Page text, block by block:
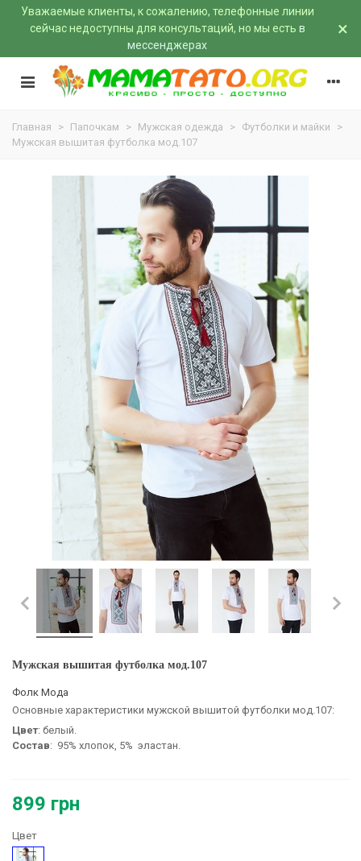
Уважаемые клиенты, к сожалению, телефонные линии
сейчас недоступны для консультаций, но мы есть в
мессенджерах
×
Главная > Папочкам > Мужская одежда > Футболки и майки
>
Мужская вышитая футболка мод.107
Мужская вышитая футболка мод.107
Фолк Мода
Основные характеристики мужской вышитой футболки мод.107:
Цвет: белый.
Состав: 95% хлопок, 5% эластан.
899 грн
Цвет
Белый